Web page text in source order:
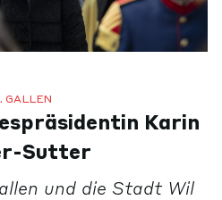
GALLEN
Karin
Sutter
und die Stadt Wil